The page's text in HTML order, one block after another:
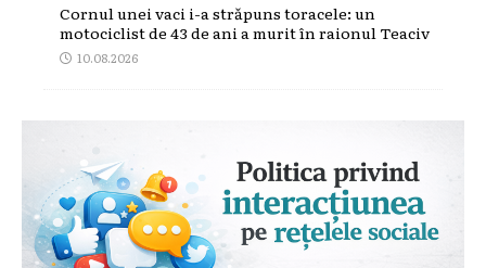
Cornul unei vaci i-a străpuns toracele: un
motociclist de 43 de ani a murit în raionul Teaciv
10.08.2026